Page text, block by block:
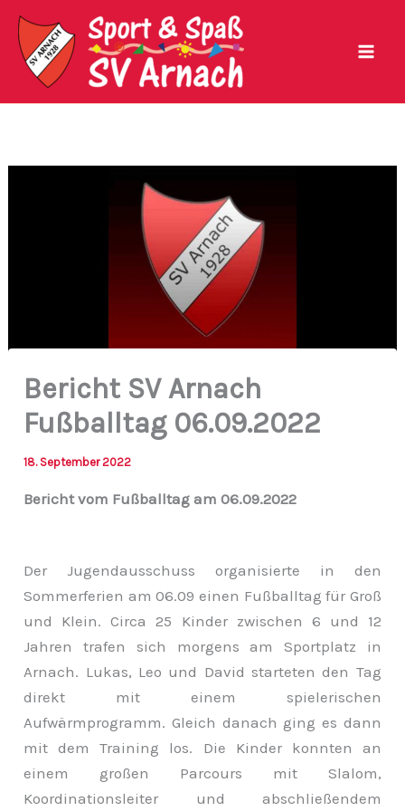
Zum
Inhalt
springen
Bericht SV Arnach
Fußballtag 06.09.2022
18. September 2022
Bericht vom Fußballtag am 06.09.2022
Der Jugendausschuss organisierte in den
Sommerferien am 06.09 einen Fußballtag für Groß
und Klein. Circa 25 Kinder zwischen 6 und 12
Jahren trafen sich morgens am Sportplatz in
Arnach. Lukas, Leo und David starteten den Tag
direkt mit einem spielerischen
Aufwärmprogramm. Gleich danach ging es dann
mit dem Training los. Die Kinder konnten an
einem großen Parcours mit Slalom,
Koordinationsleiter und abschließendem